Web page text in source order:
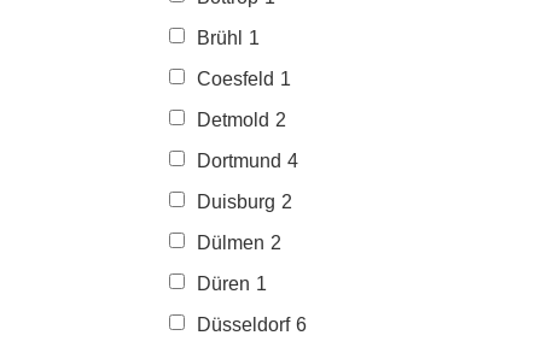
Brühl
1
Coesfeld 1
Detmold 2
Dortmund 4
Duisburg 2
Dülmen 2
Düren 1
Düsseldorf 6